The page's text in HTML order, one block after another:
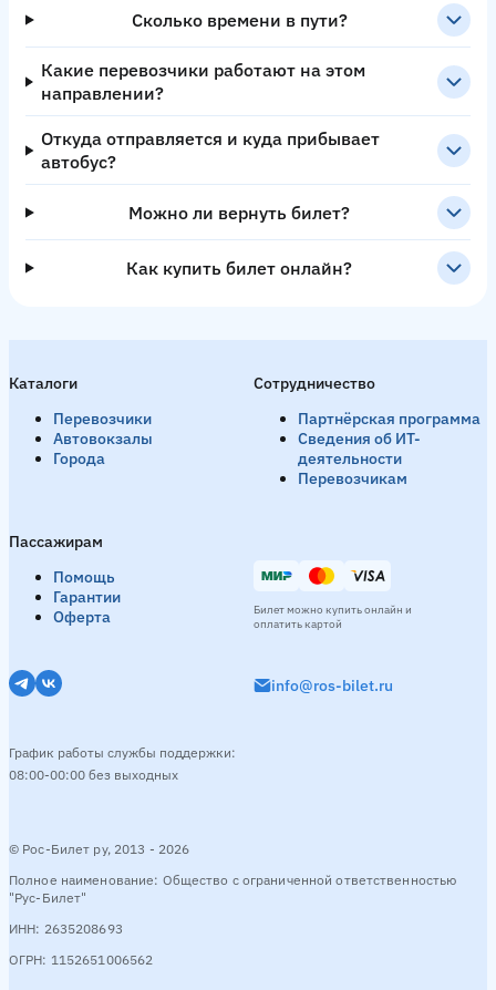
Сколько времени в пути?
Какие перевозчики работают на этом
направлении?
Откуда отправляется и куда прибывает
автобус?
Можно ли вернуть билет?
Как купить билет онлайн?
Каталоги
Перевозчики
Автовокзалы
Города
Пассажирам
Помощь
Гарантии
Оферта
Сотрудничество
Партнёрская программа
Сведения об ИТ-
деятельности
Перевозчикам
© Рос-Билет ру, 2013 - 2026
Полное наименование: Общество с ограниченной ответственностью
"Рус-Билет"
ИНН: 2635208693
ОГРН: 1152651006562
info@ros-bilet.ru
График работы службы поддержки:
08:00-00:00 без выходных
Билет можно купить онлайн и
оплатить картой